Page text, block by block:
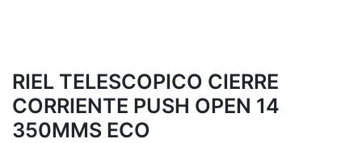
RIEL TELESCOPICO CIERRE
CORRIENTE PUSH OPEN 14
350MMS ECO